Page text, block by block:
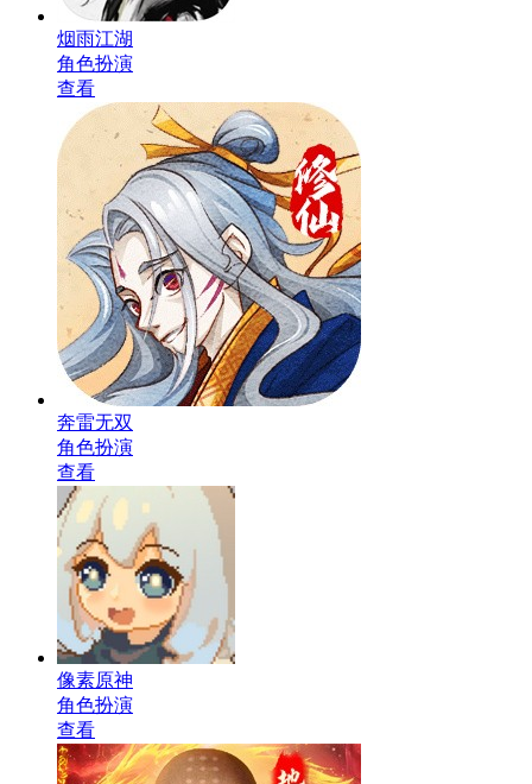
烟雨江湖
角色扮演
查看
奔雷无双
角色扮演
查看
像素原神
角色扮演
查看